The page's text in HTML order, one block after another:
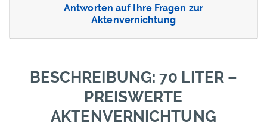
Antworten auf Ihre Fragen zur
Aktenvernichtung
BESCHREIBUNG: 70 LITER –
PREISWERTE
AKTENVERNICHTUNG